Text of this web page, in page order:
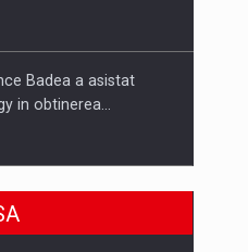
Badea a asistat
in obtinerea…
DIN MEDIUL
SI